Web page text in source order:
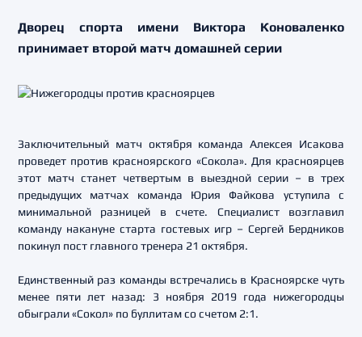
Дворец спорта имени Виктора Коноваленко
принимает второй матч домашней серии
Заключительный матч октября команда Алексея Исакова
проведет против красноярского «Сокола». Для красноярцев
этот матч станет четвертым в выездной серии – в трех
предыдущих матчах команда Юрия Файкова уступила с
минимальной разницей в счете. Специалист возглавил
команду накануне старта гостевых игр – Сергей Бердников
покинул пост главного тренера 21 октября.
Единственный раз команды встречались в Красноярске чуть
менее пяти лет назад: 3 ноября 2019 года нижегородцы
обыграли «Сокол» по буллитам со счетом 2:1.